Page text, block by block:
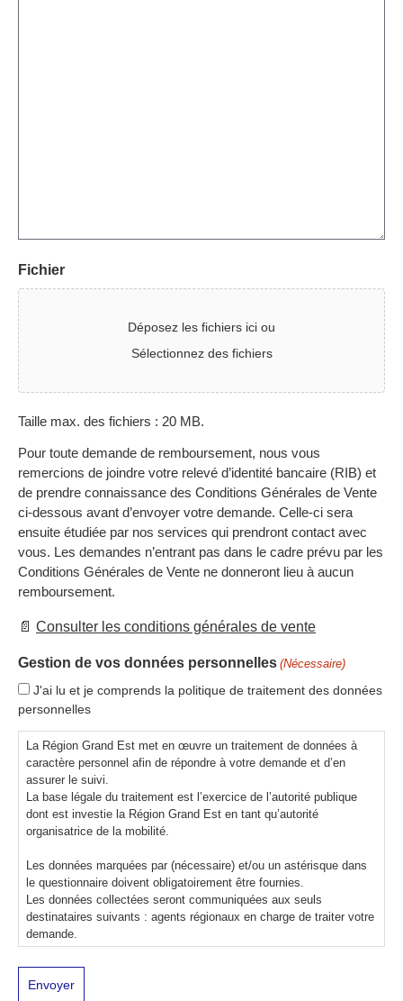
Fichier
Déposez les fichiers ici ou
Sélectionnez des fichiers
Taille max. des fichiers : 20 MB.
Pour toute demande de remboursement, nous vous
remercions de joindre votre relevé d’identité bancaire (RIB) et
de prendre connaissance des Conditions Générales de Vente
ci-dessous avant d’envoyer votre demande. Celle-ci sera
ensuite étudiée par nos services qui prendront contact avec
vous. Les demandes n’entrant pas dans le cadre prévu par les
Conditions Générales de Vente ne donneront lieu à aucun
remboursement.
📄 Consulter les conditions générales de vente
Gestion de vos données personnelles (Nécessaire)
J'ai lu et je comprends la politique de traitement des données
personnelles
La Région Grand Est met en œuvre un traitement de données à
caractère personnel afin de répondre à votre demande et d’en
assurer le suivi.
La base légale du traitement est l’exercice de l’autorité publique
dont est investie la Région Grand Est en tant qu’autorité
organisatrice de la mobilité.
Les données marquées par (nécessaire) et/ou un astérisque dans
le questionnaire doivent obligatoirement être fournies.
Les données collectées seront communiquées aux seuls
destinataires suivants : agents régionaux en charge de traiter votre
demande.
Elles sont conservées pendant 2 ans maximum après la clôture de
votre demande puis anonymisées.